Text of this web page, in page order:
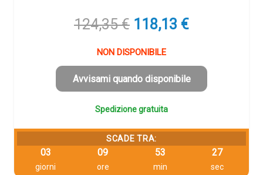
124,35€ Il
originale
era:
124,35 €.
118,13 €Il
è:
118,13 €.
NON DISPONIBILE
Avvisami quando disponibile
Spedizione gratuita
SCADE TRA:
03
giorni
09
ore
53
min
26
sec